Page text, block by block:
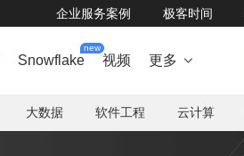
企业服务案例 极客时间
Snowflake
new
视频 更多 
大数据 软件工程 云计算